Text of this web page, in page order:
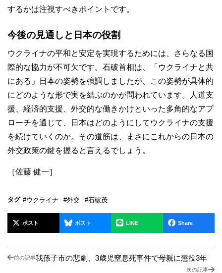
するかは注視すべきポイントです。
今後の見通しと日本の役割
ウクライナの平和と安定を実現するためには、さらなる国
際的な協力が不可欠です。石破首相は、「ウクライナと共
にある」日本の姿勢を強調しましたが、この姿勢が具体的
にどのような形で実を結ぶのかが問われています。人道支
援、経済的支援、外交的な働きかけといった多角的なアプ
ローチを通じて、日本はどのようにしてウクライナの支援
を続けていくのか。その道筋は、まさにこれからの日本の
外交政策の鍵を握ると言えるでしょう。
［佐藤 健一］
タグ #ウクライナ #外交 #石破茂
ポスト ポスト LINE Share
前の記事我孫子市の悲劇、3歳児窒息死事件で母親に懲役3年
次の記事